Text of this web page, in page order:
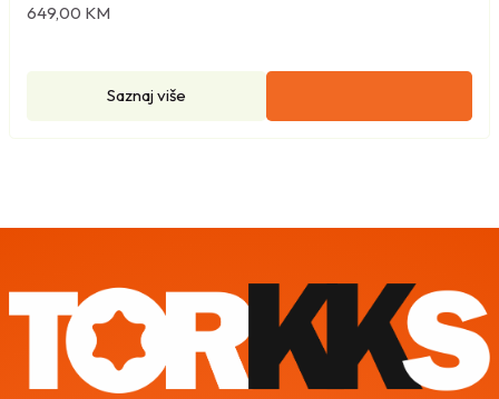
649,00 KM
Saznaj više